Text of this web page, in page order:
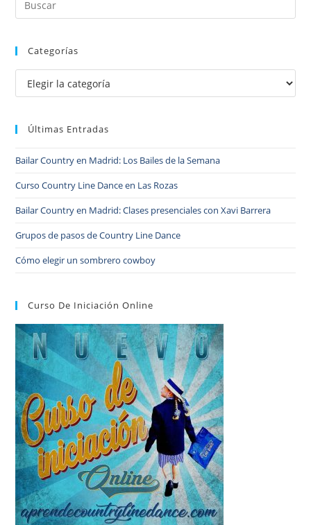
Categorías
Últimas Entradas
Bailar Country en Madrid: Los Bailes de la Semana
Curso Country Line Dance en Las Rozas
Bailar Country en Madrid: Clases presenciales con Xavi Barrera
Grupos de pasos de Country Line Dance
Cómo elegir un sombrero cowboy
Curso De Iniciación Online